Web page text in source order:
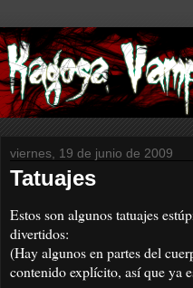
viernes, 19 de junio de 2009
Tatuajes
Estos son algunos tatuajes
divertidos:
(Hay algunos en partes del
contenido explícito, así que ya